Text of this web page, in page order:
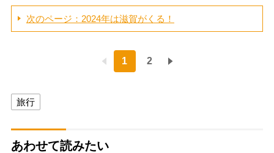
次のページ：2024年は滋賀がくる！
1 2
旅行
あわせて読みたい